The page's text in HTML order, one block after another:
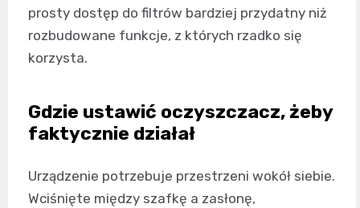
prosty dostęp do filtrów bardziej przydatny niż
rozbudowane funkcje, z których rzadko się
korzysta.
Gdzie ustawić oczyszczacz, żeby
faktycznie działał
Urządzenie potrzebuje przestrzeni wokół siebie.
Wciśnięte między szafkę a zasłonę,